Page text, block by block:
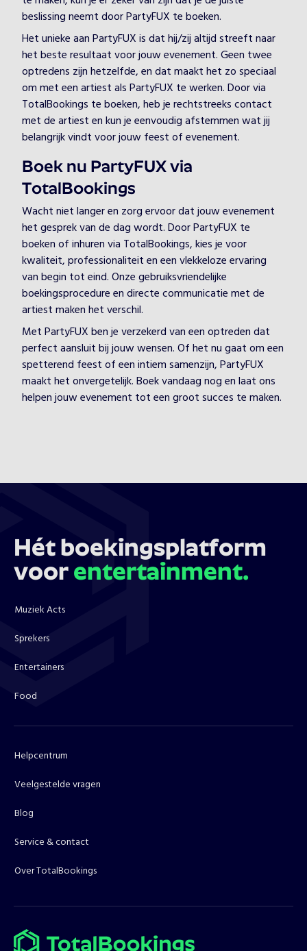
beslissing neemt door PartyFUX te boeken.
Het unieke aan PartyFUX is dat hij/zij altijd streeft naar
het beste resultaat voor jouw evenement. Geen twee
optredens zijn hetzelfde, en dat maakt het zo speciaal
om met een artiest als PartyFUX te werken. Door via
TotalBookings te boeken, heb je rechtstreeks contact
met de artiest en kun je eenvoudig afstemmen wat jij
belangrijk vindt voor jouw feest of evenement.
Boek nu PartyFUX via
TotalBookings
Wacht niet langer en zorg ervoor dat jouw evenement
het gesprek van de dag wordt. Door PartyFUX te
boeken of inhuren via TotalBookings, kies je voor
kwaliteit, professionaliteit en een vlekkeloze ervaring
van begin tot eind. Onze gebruiksvriendelijke
boekingsprocedure en directe communicatie met de
artiest maken het verschil.
Met PartyFUX ben je verzekerd van een optreden dat
perfect aansluit bij jouw wensen. Of het nu gaat om een
spetterend feest of een intiem samenzijn, PartyFUX
maakt het onvergetelijk. Boek vandaag nog en laat ons
helpen jouw evenement tot een groot succes te maken.
Hét boekingsplatform
voor entertainment.
Muziek Acts
Sprekers
Entertainers
Food
Helpcentrum
Veelgestelde vragen
Blog
Service & contact
Over TotalBookings